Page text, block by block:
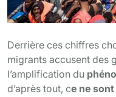
Derrière ces chiffres
migrants accusent des
l’amplification du
d’après tout, ce ne